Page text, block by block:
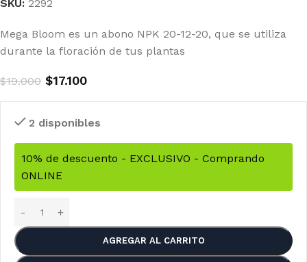
SKU: 2292
Mega Bloom es un abono NPK 20-12-20, que se utiliza
durante la floración de tus plantas
$19.000 $17.100
2 disponibles
10% de descuento - EXCLUSIVO - Comprando
ONLINE
AGREGAR AL CARRITO